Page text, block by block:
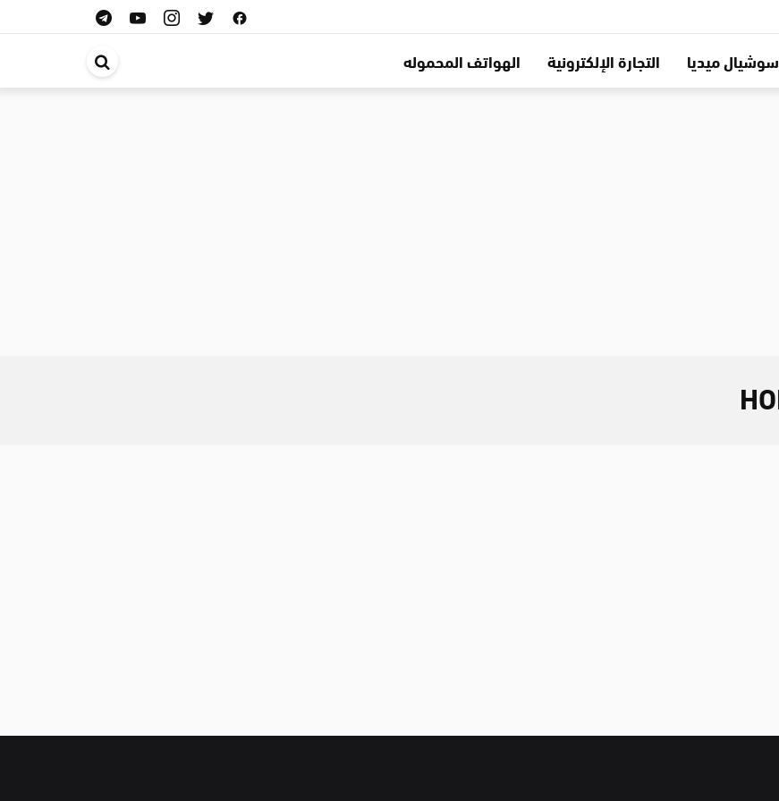
سوشيال ميديا التجارة الإلكترونية الهواتف المحموله
في